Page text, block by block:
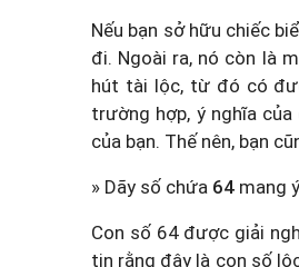
Nếu bạn sở hữu chiếc
đi. Ngoài ra, nó còn là
hút tài lộc, từ đó có
trường hợp, ý nghĩa
của bạn. Thế nên, bạn
» Dãy số chứa 64 mang
Con số 64 được giải
tin rằng đây là con số